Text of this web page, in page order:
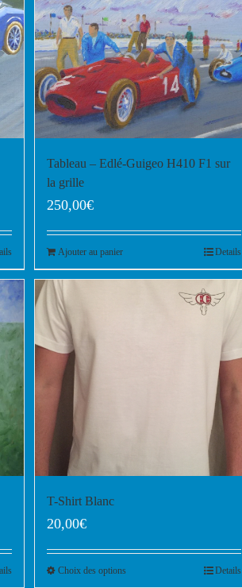
Tableau – Edlé-Guigeo H410 F1 sur
la grille
250,00€
Ajouter au panier Details
T-Shirt Blanc
20,00€
Choix des options Details